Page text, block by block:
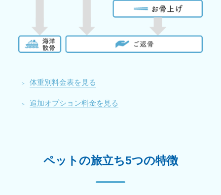
体重別料金表を見る
追加オプション料金を見る
ペットの旅立ち5つの特徴